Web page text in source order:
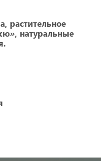
растительное
натуральные